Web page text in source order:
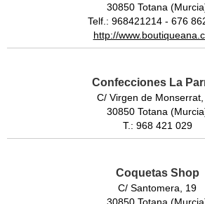
30850 Totana
Telf.: 968421214 - 676
http://
Confecciones La
C/ Virgen de Monserrat,
30850 Totana
T.: 968 421 029
Coquetas Shop
C/ Santomera, 19
30850 Totana